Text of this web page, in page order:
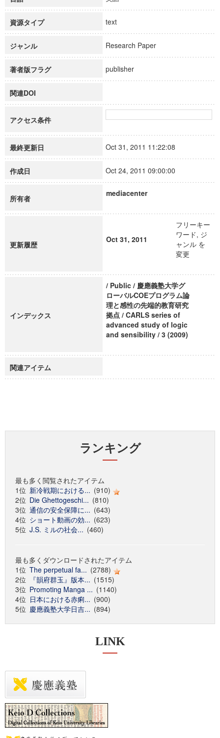
資源タイプ text
ジャンル Research Paper
著者版フラグ publisher
関連DOI
アクセス条件
最終更新日 Oct 31, 2011 11:22:08
作成日 Oct 24, 2011 09:00:00
所有者
mediacenter
更新履歴
Oct 31, 2011
フリーキー
ワード, ジ
ャンル を
変更
インデックス
/ Public / 慶應義塾大学グ
ローバルCOEプログラム論
理と感性の先端的教育研究
拠点 / CARLS series of
advanced study of logic
and sensibility / 3 (2009)
関連アイテム
ランキング
最も多く閲覧されたアイテム
1位 新冷戦期における... (910)
2位 Die Ghettogeschi... (810)
3位 通信の安全保障に... (643)
4位 ショート動画の効... (623)
5位 J.S. ミルの社会... (460)
最も多くダウンロードされたアイテム
1位 The perpetual fa... (2788)
2位
『韻府群玉』版本... (1515)
3位 Promoting Manga ... (1140)
4位 日本における赤痢... (900)
5位 慶應義塾大学日吉... (894)
LINK